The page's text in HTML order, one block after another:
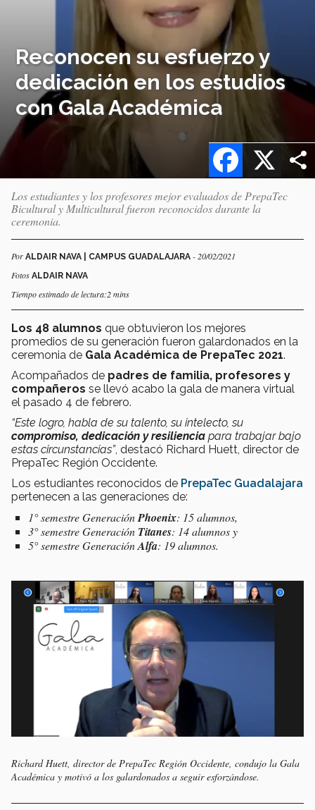
Reconocen su esfuerzo y
dedicación en los estudios
con Gala Académica
X
Facebook
Los estudiantes y los profesores mejor evaluados de PrepaTec
Bicultural y Multicultural fueron reconocidos durante la
ceremonia.
Por ALDAIR NAVA | CAMPUS GUADALAJARA - 20/02/2021
Fotos ALDAIR NAVA
Tiempo estimado de lectura:2 mins
Los 48 alumnos que obtuvieron los mejores
promedios de su generación fueron galardonados en la
ceremonia de Gala Académica de PrepaTec 2021.
Acompañados de padres de familia, profesores y
compañeros se llevó acabo la gala de manera virtual
el pasado 4 de febrero.
“Este logro, habla de su talento, su intelecto, su
compromiso, dedicación y resiliencia para trabajar bajo
estas circunstancias”, destacó Richard Huett, director de
PrepaTec Región Occidente.
Los estudiantes reconocidos de PrepaTec Guadalajara
pertenecen a las generaciones de:
1° semestre GeneraciónPhoenix: 15 alumnos,
3° semestre Generación Titanes: 14 alumnos y
5° semestre GeneraciónAlfa: 19 alumnos.
Richard Huett, director de PrepaTec Región Occidente, condujo la Gala
Académica y motivó a los galardonados a seguir esforzándose.